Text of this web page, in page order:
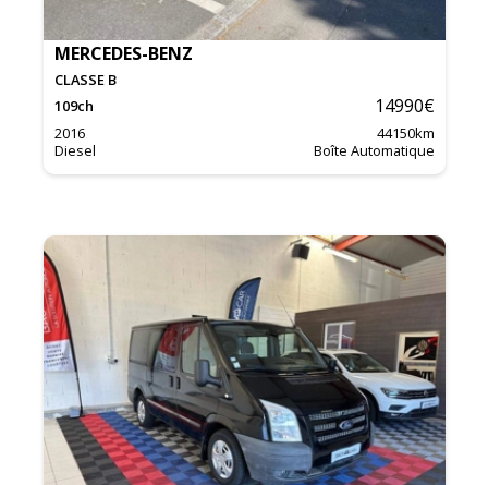
MERCEDES-BENZ
CLASSE B
109ch 14990€
2016 44150km
Diesel
Boîte Automatique